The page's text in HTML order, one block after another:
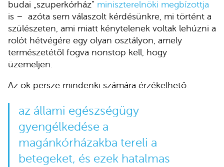
budai „szuperkórház” miniszterelnöki megbízottja
is – azóta sem válaszolt kérdésünkre, mi történt a
szülészeten, ami miatt kénytelenek voltak lehúzni a
rolót hétvégére egy olyan osztályon, amely
természetétől fogva nonstop kell, hogy
üzemeljen.
Az ok persze mindenki számára érzékelhető:
az állami egészségügy
gyengélkedése a
magánkórházakba tereli a
betegeket, és ezek hatalmas